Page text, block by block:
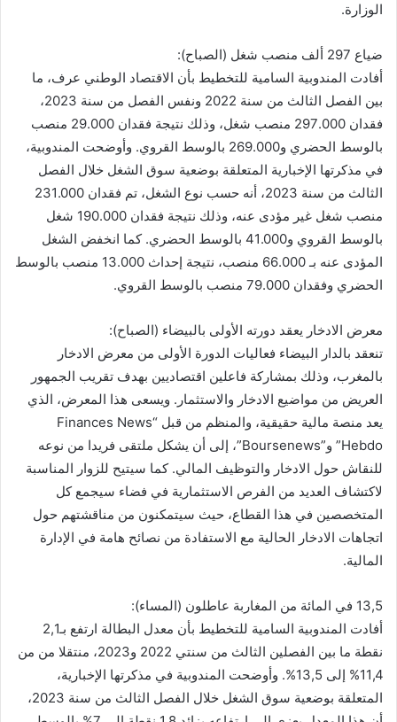
الوزارة.
ضياع 297 ألف منصب شغل (الصباح):
أفادت المندوبية السامية للتخطيط بأن الاقتصاد الوطني عرف، ما
بين الفصل الثالث من سنة 2022 ونفس الفصل من سنة 2023،
فقدان 297.000 منصب شغل، وذلك نتيجة فقدان 29.000 منصب
بالوسط الحضري و269.000 بالوسط القروي. وأوضحت المندوبية،
في مذكرتها الإخبارية المتعلقة بوضعية سوق الشغل خلال الفصل
الثالث من سنة 2023، أنه حسب نوع الشغل، تم فقدان 231.000
منصب شغل غير مؤدى عنه، وذلك نتيجة فقدان 190.000 شغل
بالوسط القروي و41.000 بالوسط الحضري. كما انخفض الشغل
المؤدى عنه بـ 66.000 منصب، نتيجة إحداث 13.000 منصب بالوسط
الحضري وفقدان 79.000 منصب بالوسط القروي.
معرض الادخار يعقد دورته الأولى بالبيضاء (الصباح):
تنعقد بالدار البيضاء فعاليات الدورة الأولى من معرض الادخار
بالمغرب، وذلك بمشاركة فاعلين اقتصاديين بهدف تقريب الجمهور
العريض من مواضيع الادخار والاستثمار. ويسعى هذا المعرض، الذي
يعد منصة مالية حقيقية، والمنظم من قبل “Finances News
Hebdo” و”Boursenews”، إلى أن يشكل ملتقى فريدا من نوعه
للنقاش حول الادخار والتوظيف المالي. كما سيتيح للزوار المناسبة
لاكتشاف العديد من الفرص الاستثمارية في فضاء سيجمع كل
المتخصصين في هذا القطاع، حيث سيتمكنون من مناقشتهم حول
اتجاهات الادخار الحالية مع الاستفادة من نصائح هامة في الإدارة
المالية.
13,5 في المائة من المغاربة عاطلون (المساء):
أفادت المندوبية السامية للتخطيط بأن معدل البطالة ارتفع بـ2,1
نقطة ما بين الفصلين الثالث من سنتي 2022 و2023، منتقلا من من
11,4% إلى 13,5%. وأوضحت المندوبية في مذكرتها الإخبارية،
المتعلقة بوضعية سوق الشغل خلال الفصل الثالث من سنة 2023،